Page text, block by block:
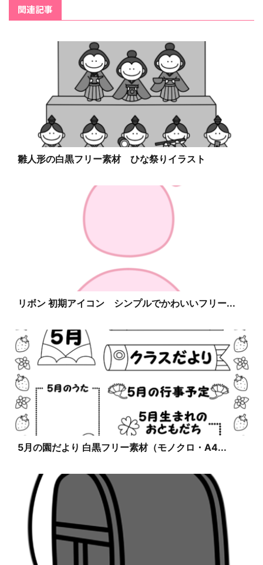
関連記事
雛人形の白黒フリー素材 ひな祭りイラスト
リボン 初期アイコン シンプルでかわいいフリー...
5月の園だより 白黒フリー素材（モノクロ・A4...